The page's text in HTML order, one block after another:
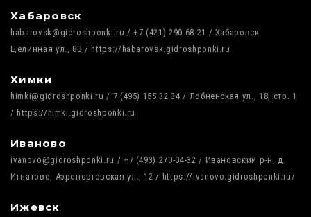
Хабаровск
habarovsk@gidroshponki.ru / +7 (421) 290-68-21 / Хабаровск
Целинная ул., 8В / https://habarovsk.gidroshponki.ru
Химки
himki@gidroshponki.ru / 7 (495) 155 32 34 / Лобненская ул., 18, стр. 1
/ https://himki.gidroshponki.ru
Иваново
ivanovo@gidroshponki.ru / +7 (493) 270-04-32 / Ивановский р-н, д.
Игнатово, Аэропортовская ул., 12 / https://ivanovo.gidroshponki.ru/
Ижевск